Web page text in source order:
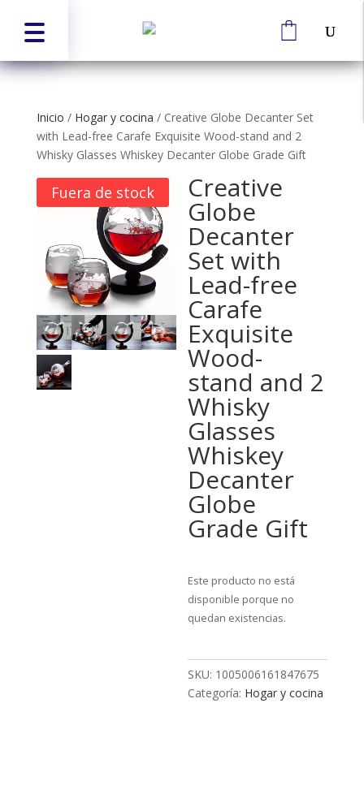
Inicio / Hogar y cocina / Creative Globe Decanter Set
with Lead-free Carafe Exquisite Wood-stand and 2
Whisky Glasses Whiskey Decanter Globe Grade Gift
Fuera de stock Creative
Globe
Decanter
Set with
Lead-free
Carafe
Exquisite
Wood-
stand and 2
Whisky
Glasses
Whiskey
Decanter
Globe
Grade Gift
Este producto no está
disponible porque no
quedan existencias.
SKU: 1005006161847675
Categoría: Hogar y cocina